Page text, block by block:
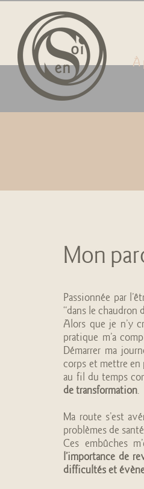
À
Mon
Passionnée par
“dans le chaudron
Alors que je n’y
pratique m’a
Démarrer ma
corps et mettre en
au fil du temps
de transformation.
Ma route s’est
problèmes de
Ces embûches
l’importance de
difficultés et